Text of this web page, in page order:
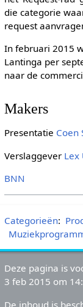
die categorie
request
In februari 2015
Lantinga per
naar de
Makers
Presentatie Coen
Verslaggever Lex
BNN
Categorieën:
Deze pagina is
3 feb 2015 om
De inhoud is